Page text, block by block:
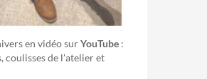
en vidéo surYouTube :
coulisses de l'atelier et